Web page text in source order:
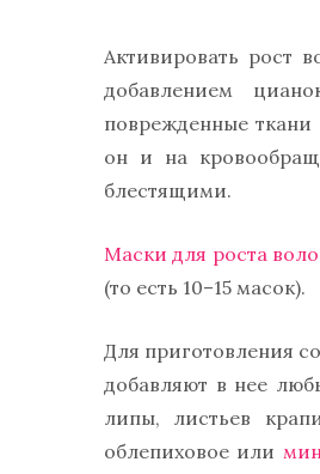
Активировать рост
добавлением
поврежденные ткани
он и на
блестящими.
Маски для роста
(то есть 10–15 масок).
Для приготовления
добавляют в нее
липы, листьев
облепиховое или